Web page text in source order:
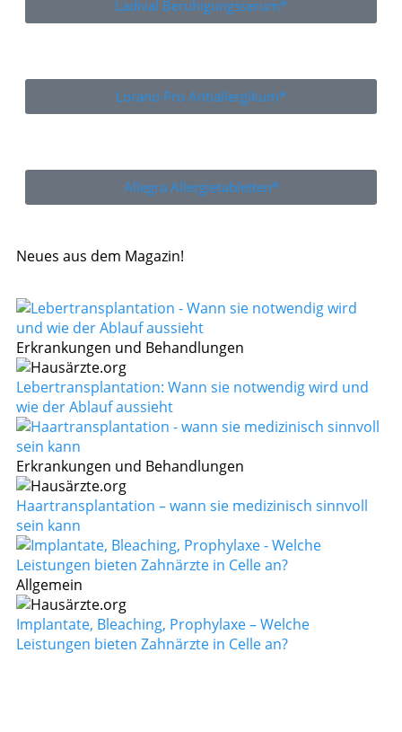
Ladival Beruhigungsserum*
Lorano Pro Antiallergikum*
Allegra Allergietabletten*
Neues aus dem Magazin!
Erkrankungen und Behandlungen
Lebertransplantation: Wann sie notwendig wird und
wie der Ablauf aussieht
Erkrankungen und Behandlungen
Haartransplantation – wann sie medizinisch sinnvoll
sein kann
Allgemein
Implantate, Bleaching, Prophylaxe – Welche
Leistungen bieten Zahnärzte in Celle an?